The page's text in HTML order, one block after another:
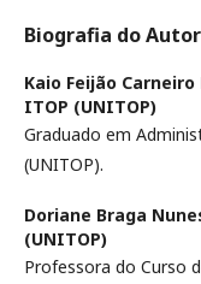
Biografia do Autor
Kaio Feijão Carneiro
ITOP (UNITOP)
Graduado em
(UNITOP).
Doriane Braga
(UNITOP)
Professora do Curso